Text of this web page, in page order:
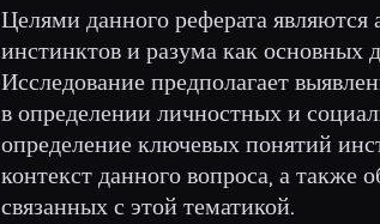
Целями данного реферата являются
инстинктов и разума как основных
Исследование предполагает
в определении личностных и
определение ключевых понятий
контекст данного вопроса, а также
связанных с этой тематикой.